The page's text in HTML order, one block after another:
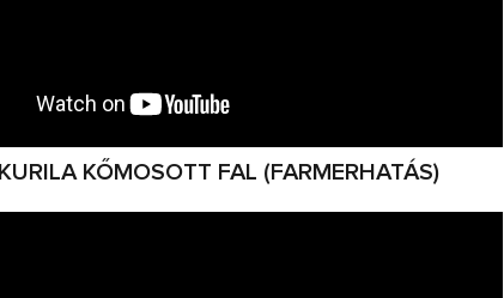
KŐMOSOTT FAL (FARMERHATÁS)